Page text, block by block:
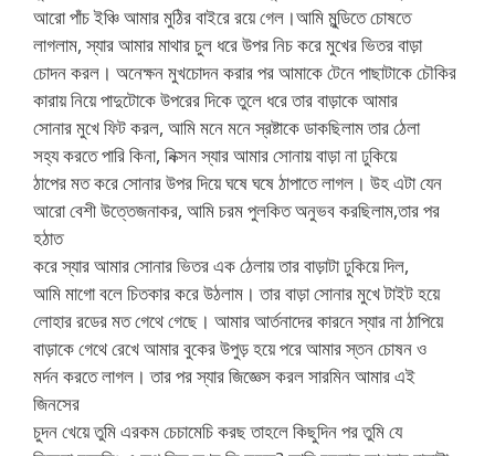
আরো পাঁচ ইঞ্চি আমার মুঠির বাইরে রয়ে গেল।আমি মুন্ডিতে চোষতে
লাগলাম, স্যার আমার মাথার চুল ধরে উপর নিচ করে মুখের ভিতর বাড়া
চোদন করল। অনেক্ষন মুখচোদন করার পর আমাকে টেনে পাছাটাকে চৌকির
কারায় নিয়ে পাদুটোকে উপরের দিকে তুলে ধরে তার বাড়াকে আমার
সোনার মুখে ফিট করল, আমি মনে মনে স্রষ্টাকে ডাকছিলাম তার ঠেলা
সহ্য করতে পারি কিনা, নিক্সন স্যার আমার সোনায় বাড়া না ঢুকিয়ে
ঠাপের মত করে সোনার উপর দিয়ে ঘষে ঘষে ঠাপাতে লাগল। উহ এটা যেন
আরো বেশী উত্তেজনাকর, আমি চরম পুলকিত অনুভব করছিলাম,তার পর
হঠাত
করে স্যার আমার সোনার ভিতর এক ঠেলায় তার বাড়াটা ঢুকিয়ে দিল,
আমি মাগো বলে চিতকার করে উঠলাম। তার বাড়া সোনার মুখে টাইট হয়ে
লোহার রডের মত গেথে গেছে। আমার আর্তনাদের কারনে স্যার না ঠাপিয়ে
বাড়াকে গেথে রেখে আমার বুকের উপুড় হয়ে পরে আমার স্তন চোষন ও
মর্দন করতে লাগল। তার পর স্যার জিজ্ঞেস করল সারমিন আমার এই
জিনসের
চুদন খেয়ে তুমি এরকম চেচামেচি করছ তাহলে কিছুদিন পর তুমি যে